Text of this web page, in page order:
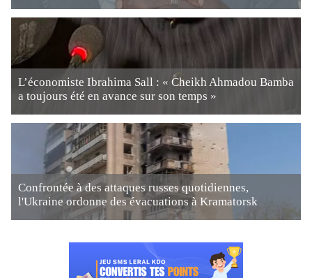
L’économiste Ibrahima Sall : « Cheikh Ahmadou Bamba
a toujours été en avance sur son temps »
Confrontée à des attaques russes quotidiennes,
l'Ukraine ordonne des évacuations à Kramatorsk